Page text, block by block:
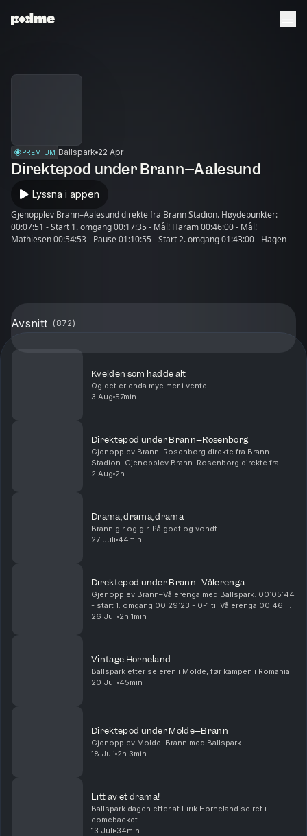
PREMIUM Ballspark 22 Apr
Direktepod under Brann–Aalesund
Lyssna i appen
Gjenopplev Brann–Aalesund direkte fra Brann Stadion. Høydepunkter:
00:07:51 - Start 1. omgang 00:17:35 - Mål! Haram 00:46:00 - Mål!
Mathiesen 00:54:53 - Pause 01:10:55 - Start 2. omgang 01:43:00 - Hagen
Avsnitt ( 872)
Kvelden som hadde alt
Og det er enda mye mer i vente.
3 Aug 57min
Direktepod under Brann–Rosenborg
Gjenopplev Brann–Rosenborg direkte fra Brann
Stadion. Gjenopplev Brann–Rosenborg direkte fra
Brann Stadion. 00:14:54 - Start 1. omgang 00:28:15 -
2 Aug 2h
Drama, drama, drama
Brann gir og gir. På godt og vondt.
27 Juli 44min
Direktepod under Brann–Vålerenga
Gjenopplev Brann–Vålerenga med Ballspark. 00:05:44
- start 1. omgang 00:29:23 - 0-1 til Vålerenga 00:46:25
- 0-2 til Vålerenga 00:54:26 - 0-3 til Vålerenga
26 Juli 2h 1min
Vintage Horneland
Ballspark etter seieren i Molde, før kampen i Romania.
20 Juli 45min
Direktepod under Molde–Brann
Gjenopplev Molde–Brann med Ballspark.
18 Juli 2h 3min
Litt av et drama!
Ballspark dagen etter at Eirik Horneland seiret i
comebacket.
13 Juli 34min